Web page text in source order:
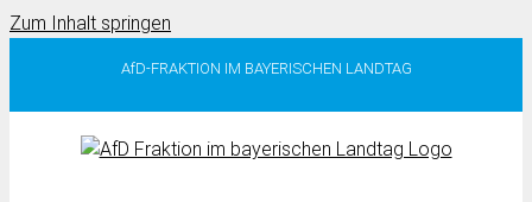
Zum Inhalt springen
AfD-FRAKTION IM BAYERISCHEN LANDTAG